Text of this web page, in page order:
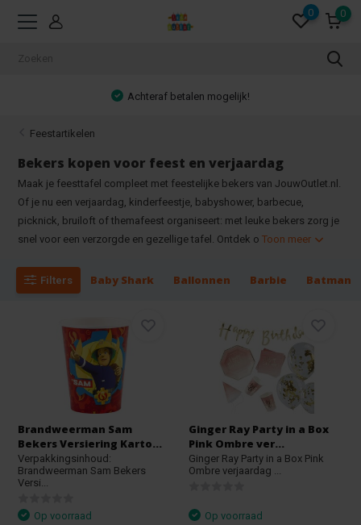
0 0
Achteraf betalen mogelijk!
Feestartikelen
Bekers kopen voor feest en verjaardag
Maak je feesttafel compleet met feestelijke bekers van JouwOutlet.nl.
Of je nu een verjaardag, kinderfeestje, babyshower, barbecue,
picknick, bruiloft of themafeest organiseert: met leuke bekers zorg je
snel voor een verzorgde en gezellige tafel. Ontdek oToon meer
Filters Baby Shark Ballonnen Barbie Batman
Brandweerman Sam
Bekers Versiering Karto...
Verpakkingsinhoud:
Brandweerman Sam Bekers
Versi...
Op voorraad
Ginger Ray Party in a Box
Pink Ombre ver...
Ginger Ray Party in a Box Pink
Ombre verjaardag ...
Op voorraad